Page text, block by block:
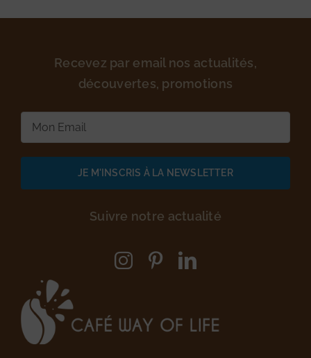
Recevez par email nos actualités,
découvertes, promotions
Suivre notre actualité